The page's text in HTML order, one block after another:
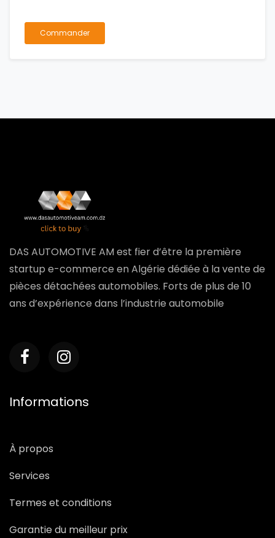
Commander
DAS AUTOMOTIVE AM est fier d’être la première
startup e-commerce en Algérie dédiée à la vente de
pièces détachées automobiles. Forts de plus de 10
ans d’expérience dans l’industrie automobile
Informations
À propos
Services
Termes et conditions
Garantie du meilleur prix